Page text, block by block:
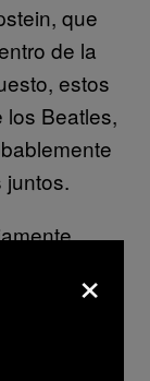
que
de la
estos
los Beatles,
juntos.
de la
este
he
×